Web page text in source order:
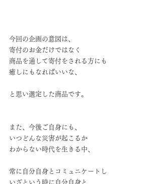
今回の企画の意図は、
寄付のお金だけではなく
商品を通して寄付をされる方にも
癒しにもなればいいな、
と思い選定した商品です。
また、今後ご自身にも、
いつどんな災害が起こるか
わからない時代を生きる中、
常に自分自身とコミュニケートし
いざという時に自分自身と